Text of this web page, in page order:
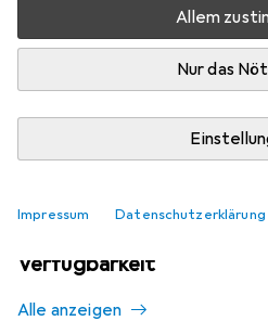
Allem
Nur das
Impressum Datenschutzerklärung
Vergleichen
Verfügbarkeit
Alle anzeigen